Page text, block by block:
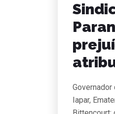
Iapar,